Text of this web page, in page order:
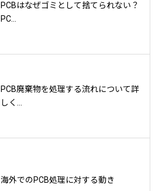
PCBはなぜゴミとして捨てられない？
PC...
PCB廃棄物を処理する流れについて詳
しく...
海外でのPCB処理に対する動き